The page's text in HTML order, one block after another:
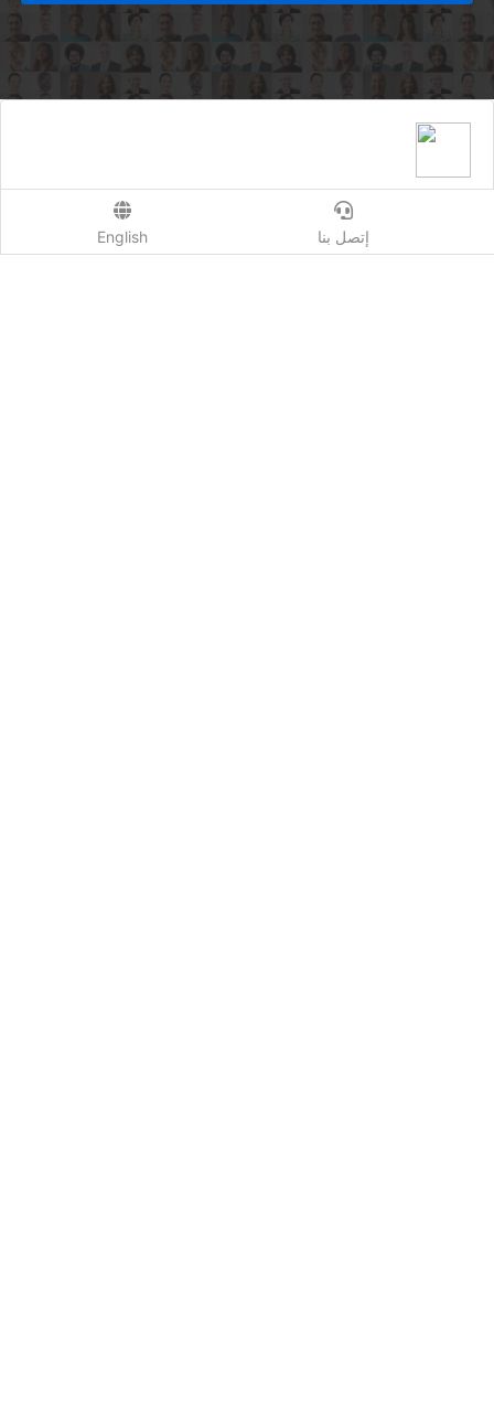
إتصل بنا English
Qhost Company 2020 ©